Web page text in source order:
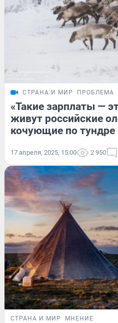
СТРАНА И МИР ПРОБЛЕМА
«Такие зарплаты —
живут российские
кочующие по тундре
17 апреля, 2025, 15:00 2 950
СТРАНА И МИР МНЕНИЕ